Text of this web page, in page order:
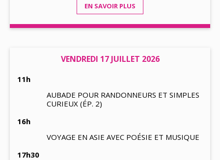
EN SAVOIR PLUS
VENDREDI 17 JUILLET 2026
11h
AUBADE POUR RANDONNEURS ET SIMPLES
CURIEUX (ÉP. 2)
16h
VOYAGE EN ASIE AVEC POÉSIE ET MUSIQUE
17h30